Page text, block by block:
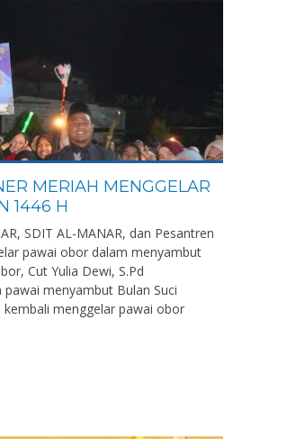
MERIAH MENGGELAR
1446 H
SDIT AL-MANAR, dan Pesantren
pawai obor dalam menyambut
Cut Yulia Dewi, S.Pd
menyambut Bulan Suci
kembali menggelar pawai obor